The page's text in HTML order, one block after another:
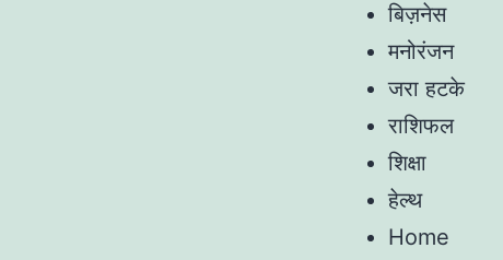
बिज़नेस
मनोरंजन
जरा हटके
राशिफल
शिक्षा
हेल्थ
Home